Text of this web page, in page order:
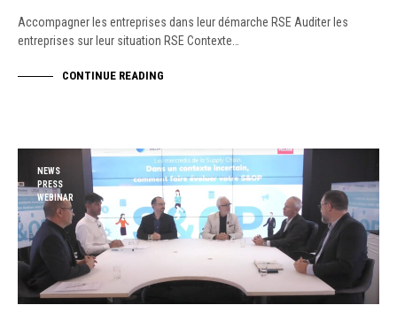
Accompagner les entreprises dans leur démarche RSE Auditer les
entreprises sur leur situation RSE Contexte…
CONTINUE READING
NEWS
PRESS
WEBINAR